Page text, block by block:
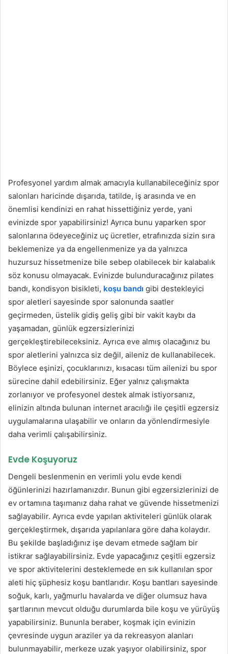
Profesyonel yardım almak amacıyla kullanabileceğiniz spor
salonları haricinde dışarıda, tatilde, iş arasında ve en
önemlisi kendinizi en rahat hissettiğiniz yerde, yani
evinizde spor yapabilirsiniz! Ayrıca bunu yaparken spor
salonlarına ödeyeceğiniz uç ücretler, etrafınızda sizin sıra
beklemenize ya da engellenmenize ya da yalnızca
huzursuz hissetmenize bile sebep olabilecek bir kalabalık
söz konusu olmayacak. Evinizde bulunduracağınız pilates
bandı, kondisyon bisikleti, koşu bandı gibi destekleyici
spor aletleri sayesinde spor salonunda saatler
geçirmeden, üstelik gidiş geliş gibi bir vakit kaybı da
yaşamadan, günlük egzersizlerinizi
gerçekleştirebileceksiniz. Ayrıca eve almış olacağınız bu
spor aletlerini yalnızca siz değil, aileniz de kullanabilecek.
Böylece eşinizi, çocuklarınızı, kısacası tüm ailenizi bu spor
sürecine dahil edebilirsiniz. Eğer yalnız çalışmakta
zorlanıyor ve profesyonel destek almak istiyorsanız,
elinizin altında bulunan internet aracılığı ile çeşitli egzersiz
uygulamalarına ulaşabilir ve onların da yönlendirmesiyle
daha verimli çalışabilirsiniz.
Evde Koşuyoruz
Dengeli beslenmenin en verimli yolu evde kendi
öğünlerinizi hazırlamanızdır. Bunun gibi egzersizlerinizi de
ev ortamına taşımanız daha rahat ve güvende hissetmenizi
sağlayabilir. Ayrıca evde yapılan aktiviteleri günlük olarak
gerçekleştirmek, dışarıda yapılanlara göre daha kolaydır.
Bu şekilde başladığınız işe devam etmede sağlam bir
istikrar sağlayabilirsiniz. Evde yapacağınız çeşitli egzersiz
ve spor aktivitelerini desteklemede en sık kullanılan spor
aleti hiç şüphesiz koşu bantlarıdır. Koşu bantları sayesinde
soğuk, karlı, yağmurlu havalarda ve diğer olumsuz hava
şartlarının mevcut olduğu durumlarda bile koşu ve yürüyüş
yapabilirsiniz. Bununla beraber, koşmak için evinizin
çevresinde uygun araziler ya da rekreasyon alanları
bulunmayabilir, merkeze uzak yaşıyor olabilirsiniz, spor